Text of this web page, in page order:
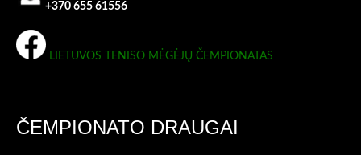
+370 655 61556
LIETUVOS TENISO MĖGĖJŲ ČEMPIONATAS
ČEMPIONATO DRAUGAI